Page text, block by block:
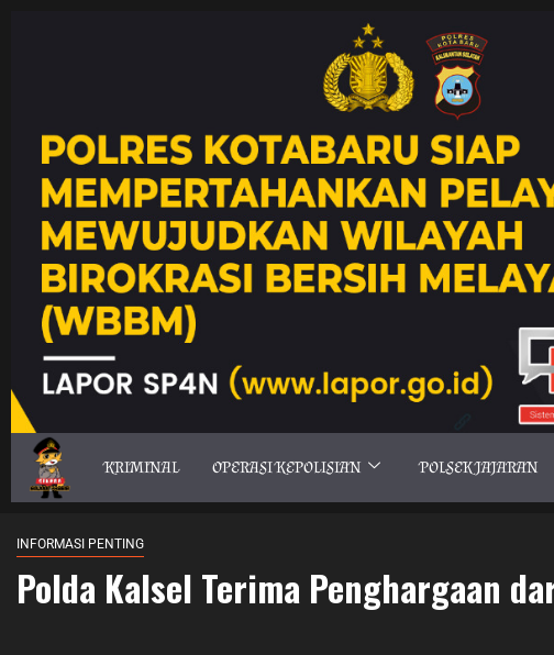
KRIMINAL OPERASI KEPOLISIAN POLSEK JAJARAN
INFORMASI PENTING
Polda Kalsel Terima Penghargaan